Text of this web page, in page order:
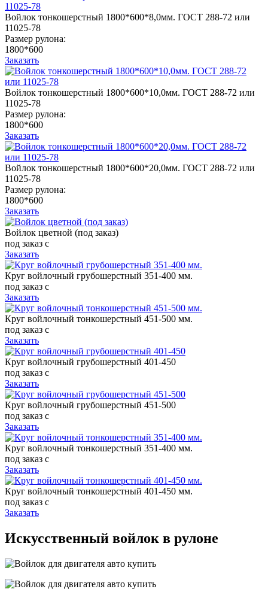
Войлок тонкошерстный 1800*600*8,0мм. ГОСТ 288-72 или
11025-78
Размер рулона:
1800*600
Заказать
Войлок тонкошерстный 1800*600*10,0мм. ГОСТ 288-72 или
11025-78
Размер рулона:
1800*600
Заказать
Войлок тонкошерстный 1800*600*20,0мм. ГОСТ 288-72 или
11025-78
Размер рулона:
1800*600
Заказать
Войлок цветной (под заказ)
под заказ c
Заказать
Круг войлочный грубошерстный 351-400 мм.
под заказ c
Заказать
Круг войлочный тонкошерстный 451-500 мм.
под заказ c
Заказать
Круг войлочный грубошерстный 401-450
под заказ c
Заказать
Круг войлочный грубошерстный 451-500
под заказ c
Заказать
Круг войлочный тонкошерстный 351-400 мм.
под заказ c
Заказать
Круг войлочный тонкошерстный 401-450 мм.
под заказ c
Заказать
Искусственный войлок в рулоне